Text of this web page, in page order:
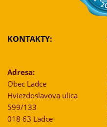
KONTAKTY:
Adresa:
Obec Ladce
Hviezdoslavova ulica
599/133
018 63 Ladce